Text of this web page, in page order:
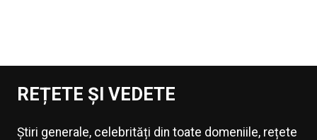
REȚETE ȘI VEDETE
Știri generale, celebrități din toate domeniile, rețete